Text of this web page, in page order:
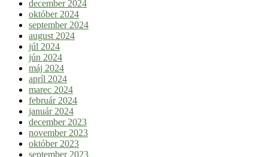
december 2024
október 2024
september 2024
august 2024
júl 2024
jún 2024
máj 2024
apríl 2024
marec 2024
február 2024
január 2024
december 2023
november 2023
október 2023
september 2023